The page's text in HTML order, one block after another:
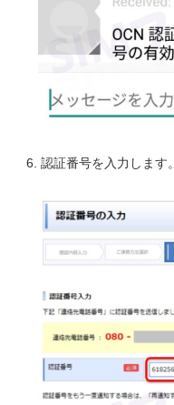
認証番号を入力します。